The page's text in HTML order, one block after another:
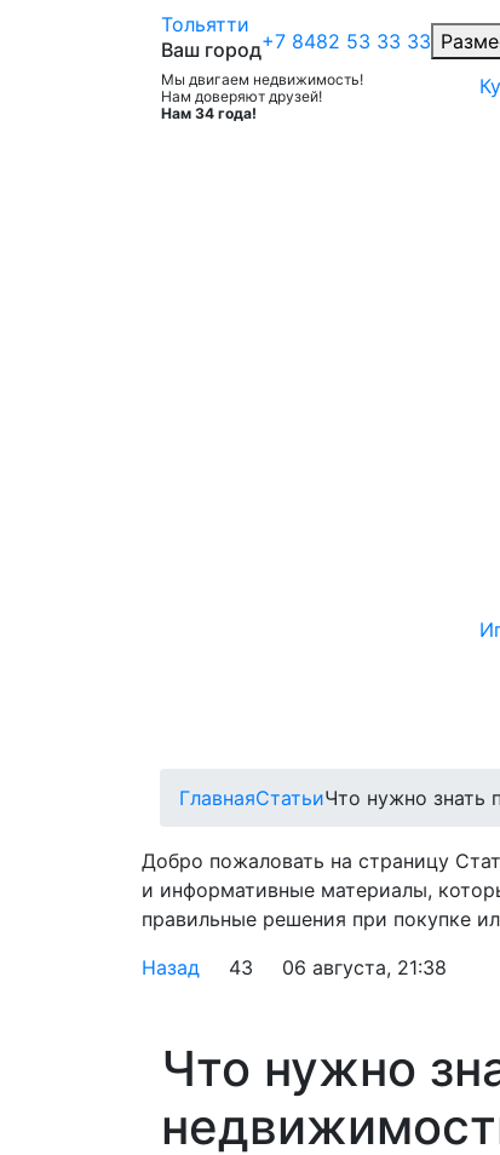
Мы двигаем недвижимость!
Нам доверяют друзей!
Нам 34 года!
Тольятти
Ваш город+7 8482 53 33 33
ГлавнаяСтатьиЧто нужно знать
Добро пожаловать на страницу
и информативные материалы,
правильные решения при покупке
Назад
43 06 августа, 21:38
Что нужно